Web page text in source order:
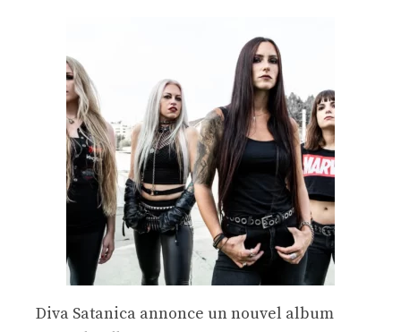
Diva Satanica annonce un nouvel album